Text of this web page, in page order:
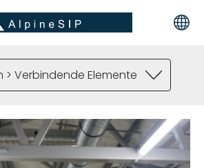
> Verbindende Elemente